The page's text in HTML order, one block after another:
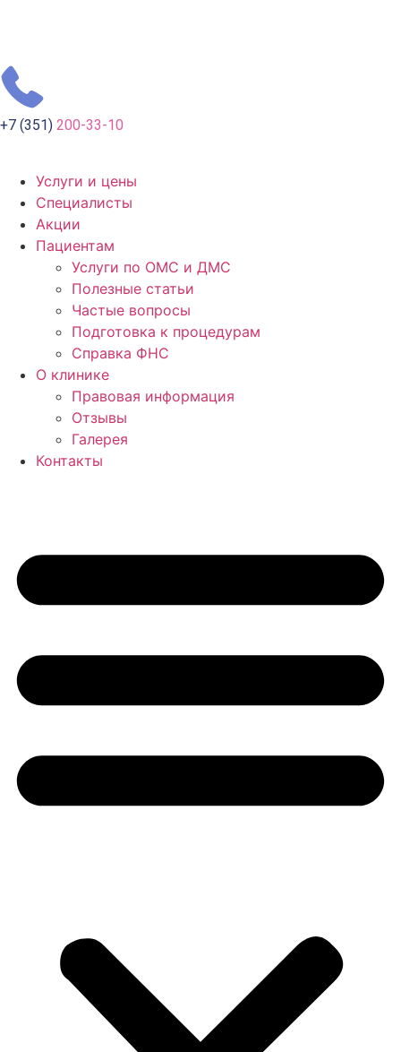
+7 (351) 200-33-10
Услуги и цены
Специалисты
Акции
Пациентам
Услуги по ОМС и ДМС
Полезные статьи
Частые вопросы
Подготовка к процедурам
Справка ФНС
О клинике
Правовая информация
Отзывы
Галерея
Контакты